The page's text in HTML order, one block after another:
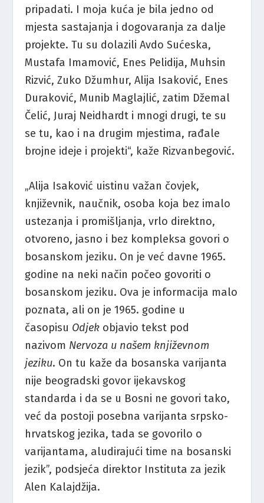
pripadati. I moja kuća je bila jedno od
mjesta sastajanja i dogovaranja za dalje
projekte. Tu su dolazili Avdo Sućeska,
Mustafa Imamović, Enes Pelidija, Muhsin
Rizvić, Zuko Džumhur, Alija Isaković, Enes
Duraković, Munib Maglajlić, zatim Džemal
Čelić, Juraj Neidhardt i mnogi drugi, te su
se tu, kao i na drugim mjestima, rađale
brojne ideje i projekti“, kaže Rizvanbegović.
„Alija Isaković uistinu važan čovjek,
književnik, naučnik, osoba koja bez imalo
ustezanja i promišljanja, vrlo direktno,
otvoreno, jasno i bez kompleksa govori o
bosanskom jeziku. On je već davne 1965.
godine na neki način počeo govoriti o
bosanskom jeziku. Ova je informacija malo
poznata, ali on je 1965. godine u
časopisu Odjek objavio tekst pod
nazivom Nervoza u našem književnom
jeziku. On tu kaže da bosanska varijanta
nije beogradski govor ijekavskog
standarda i da se u Bosni ne govori tako,
već da postoji posebna varijanta srpsko-
hrvatskog jezika, tada se govorilo o
varijantama, aludirajući time na bosanski
jezik”, podsjeća direktor Instituta za jezik
Alen Kalajdžija.